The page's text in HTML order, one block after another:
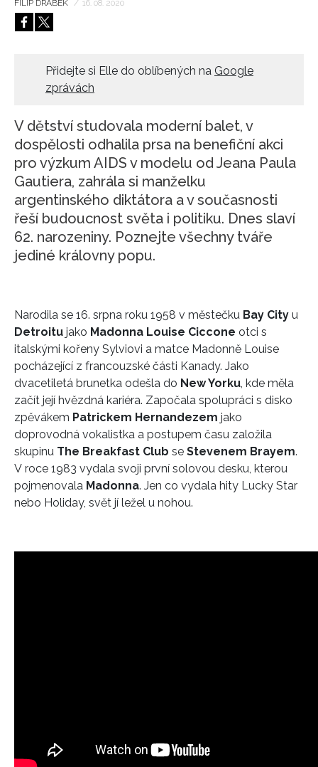
HOME
FILIP DRÁBEK / 16. 08. 2020
Přidejte si Elle do oblíbených na Google
zprávách
V dětství studovala moderní balet, v
dospělosti odhalila prsa na benefiční akci
pro výzkum AIDS v modelu od Jeana Paula
Gautiera, zahrála si manželku
argentinského diktátora a v současnosti
řeší budoucnost světa i politiku. Dnes slaví
62. narozeniny. Poznejte všechny tváře
jediné královny popu.
Narodila se 16. srpna roku 1958 v městečku Bay City u
Detroitu jako Madonna Louise Ciccone otci s
italskými kořeny Sylviovi a matce Madonně Louise
pocházející z francouzské části Kanady. Jako
dvacetiletá brunetka odešla do New Yorku, kde měla
začít její hvězdná kariéra. Započala spolupráci s disko
zpěvákem Patrickem Hernandezem jako
doprovodná vokalistka a postupem času založila
skupinu The Breakfast Club se Stevenem Brayem.
V roce 1983 vydala svoji první solovou desku, kterou
pojmenovala Madonna. Jen co vydala hity Lucky Star
nebo Holiday, svět jí ležel u nohou.